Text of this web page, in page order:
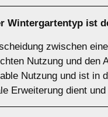
Wintergartentyp ist
zwischen
Nutzung und den
Nutzung und ist in
Erweiterung dient